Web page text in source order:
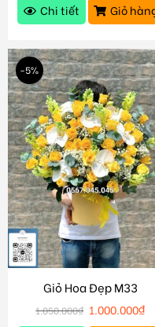
Chi tiết
Giỏ
-5%
Giỏ Hoa Đẹp M33
1.050.000₫ 1.000.000₫